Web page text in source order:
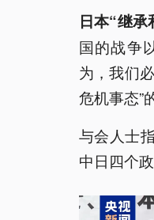
日本“继承
国的战争
为，我们
危机事态”
与会人士
中日四个